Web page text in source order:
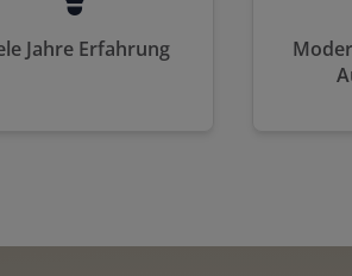
Jahre Erfahrung